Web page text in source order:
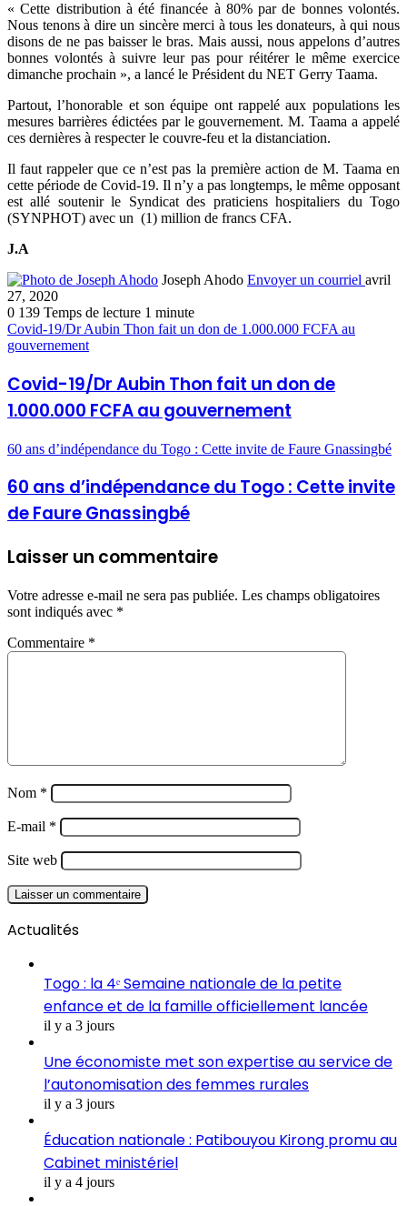
« Cette distribution à été financée à 80% par de bonnes volontés.
Nous tenons à dire un sincère merci à tous les donateurs, à qui nous
disons de ne pas baisser le bras. Mais aussi, nous appelons d’autres
bonnes volontés à suivre leur pas pour réitérer le même exercice
dimanche prochain », a lancé le Président du NET Gerry Taama.
Partout, l’honorable et son équipe ont rappelé aux populations les
mesures barrières édictées par le gouvernement. M. Taama a appelé
ces dernières à respecter le couvre-feu et la distanciation.
Il faut rappeler que ce n’est pas la première action de M. Taama en
cette période de Covid-19. Il n’y a pas longtemps, le même opposant
est allé soutenir le Syndicat des praticiens hospitaliers du Togo
(SYNPHOT) avec un (1) million de francs CFA.
J.A
Joseph Ahodo Envoyer un courriel avril
27, 2020
0 139 Temps de lecture 1 minute
Covid-19/Dr Aubin Thon fait un don de 1.000.000 FCFA au
gouvernement
Covid-19/Dr Aubin Thon fait un don de
1.000.000 FCFA au gouvernement
60 ans d’indépendance du Togo : Cette invite de Faure Gnassingbé
60 ans d’indépendance du Togo : Cette invite
de Faure Gnassingbé
Laisser un commentaire
Votre adresse e-mail ne sera pas publiée. Les champs obligatoires
sont indiqués avec *
Commentaire *
Nom *
E-mail *
Site web
Actualités
Togo : la 4ᵉ Semaine nationale de la petite
enfance et de la famille officiellement lancée
il y a 3 jours
Une économiste met son expertise au service de
l’autonomisation des femmes rurales
il y a 3 jours
Éducation nationale : Patibouyou Kirong promu au
Cabinet ministériel
il y a 4 jours